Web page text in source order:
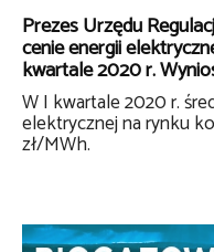
Prezes Urzędu
cenie energii
kwartale 2020 r.
W I kwartale 2020 r.
elektrycznej na rynku
zł/MWh.